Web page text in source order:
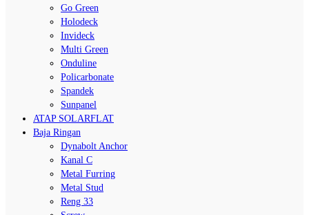
Go Green
Holodeck
Invideck
Multi Green
Onduline
Policarbonate
Spandek
Sunpanel
ATAP SOLARFLAT
Baja Ringan
Dynabolt Anchor
Kanal C
Metal Furring
Metal Stud
Reng 33